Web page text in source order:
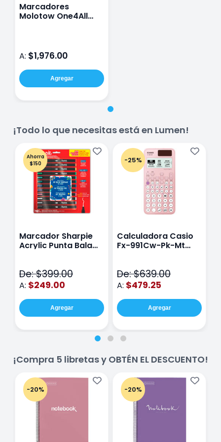
Marcadores
Molotow One4All
A: $1,976.00
Agregar
¡Todo lo que necesitas está en Lumen!
Ahorra
$150
Marcador Sharpie
Acrylic Punta Bala
De: $399.00
A: $249.00
Agregar
-25%
Calculadora Casio
Fx-991Cw-Pk-Mt
De: $639.00
A: $479.25
Agregar
¡Compra 5 libretas y OBTÉN EL DESCUENTO!
-20% -20%